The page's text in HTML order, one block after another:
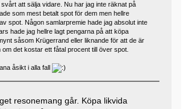
att sälja vidare. Nu har jag inte räknat på
som mest betalt spot för dem men hellre
spot. Någon samlarpremie hade jag absolut inte
hade jag hellre lagt pengarna på att köpa
såsom Krügerrand eller liknande för att de är
om det kostar ett fåtal procent till över spot.
åsikt i alla fall
resonemang går. Köpa likvida